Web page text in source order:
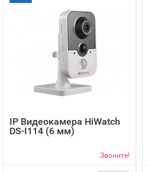
IP Видеокамера HiWatch
DS-I114 (6 мм)
Звоните!